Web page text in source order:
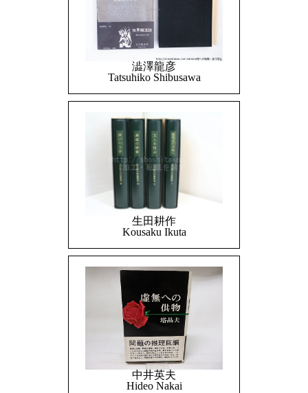
澁澤龍彦
Tatsuhiko Shibusawa
生田耕作
Kousaku Ikuta
中井英夫
Hideo Nakai